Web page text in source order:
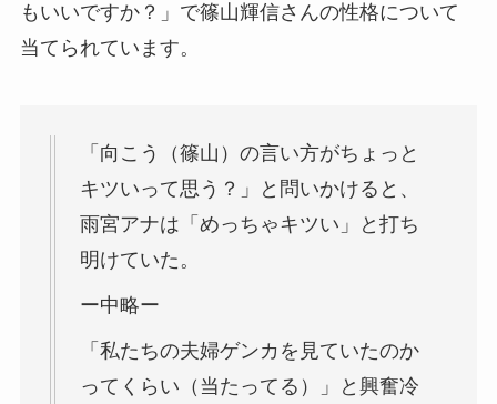
もいいですか？」で篠山輝信さんの性格について
当てられています。
「向こう（篠山）の言い方がちょっと
キツいって思う？」と問いかけると、
雨宮アナは「めっちゃキツい」と打ち
明けていた。
ー中略ー
「私たちの夫婦ゲンカを見ていたのか
ってくらい（当たってる）」と興奮冷